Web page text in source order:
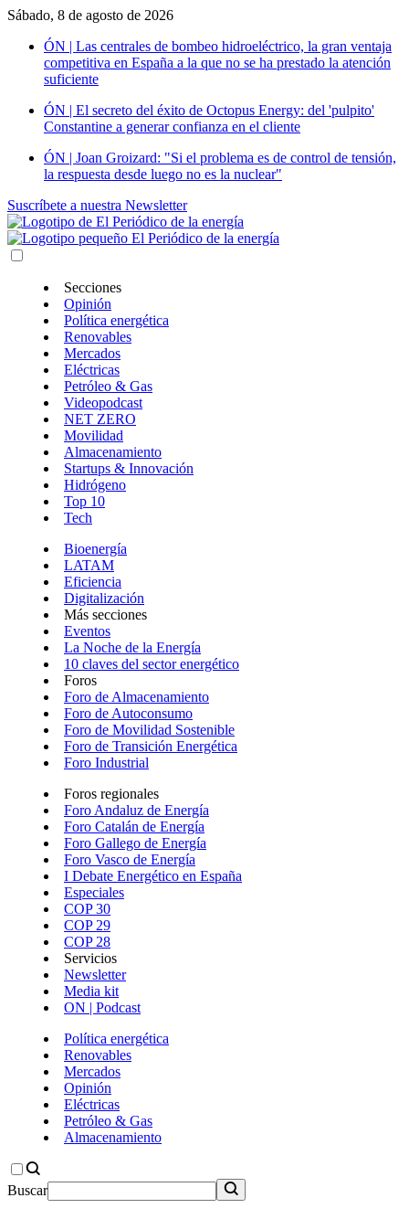
Sábado, 8 de agosto de 2026
ÓN | Las centrales de bombeo hidroeléctrico, la gran ventaja
competitiva en España a la que no se ha prestado la atención
suficiente
ÓN | El secreto del éxito de Octopus Energy: del 'pulpito'
Constantine a generar confianza en el cliente
ÓN | Joan Groizard: "Si el problema es de control de tensión,
la respuesta desde luego no es la nuclear"
Suscríbete a nuestra Newsletter
Secciones
Opinión
Política energética
Renovables
Mercados
Eléctricas
Petróleo & Gas
Videopodcast
NET ZERO
Movilidad
Almacenamiento
Startups & Innovación
Hidrógeno
Top 10
Tech
Bioenergía
LATAM
Eficiencia
Digitalización
Más secciones
Eventos
La Noche de la Energía
10 claves del sector energético
Foros
Foro de Almacenamiento
Foro de Autoconsumo
Foro de Movilidad Sostenible
Foro de Transición Energética
Foro Industrial
Foros regionales
Foro Andaluz de Energía
Foro Catalán de Energía
Foro Gallego de Energía
Foro Vasco de Energía
I Debate Energético en España
Especiales
COP 30
COP 29
COP 28
Servicios
Newsletter
Media kit
ON | Podcast
Política energética
Renovables
Mercados
Opinión
Eléctricas
Petróleo & Gas
Almacenamiento
Buscar